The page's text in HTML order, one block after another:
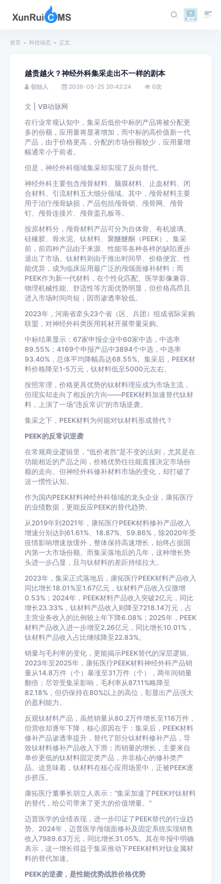
首页 科技动态 正文
越贵越火？神经外科集采走出不一样的剧本
创始人 2026-05-25 20:42:24 0次
文 | VB动脉网
在行业常规认知中，集采后低价中标的产品将被分配更
多的份额，应用量将显著增加，而中标的高价值新一代
产品，由于价格更高，分配的市场份额较少，应用量增
幅通常小于前者。
但是，神经外科领域集采却实现了反向替代。
神经外科主要包含颅骨材料、脑膜材料、止血材料、闭
合材料、引流材料五大细分领域。其中，颅骨材料主要
用于治疗颅骨缺损，产品包括颅骨锁、颅骨网、颅骨
钉、颅骨连接片、颅骨盖孔板等。
按原材料分，颅骨材料产品可分为自体骨、有机玻璃、
硅橡胶、骨水泥、钛材料、聚醚醚酮（PEEK）。集采
前，前四种产品由于来源、性能等各种各样的缺陷逐步
退出了市场。钛材料则由于推出时间早、价格便宜、性
能优异，成为临床应用最广泛的颅颌面修补材料；而
PEEK作为新一代材料，在个性化匹配、医学影像兼容、
物理机械性能、舒适性等方面优势明显，但价格高昂且
进入市场时间尚短，因而渗透率较低。
2023年，河南省牵头23个省（区、兵团）组成省际采购
联盟，对神经外科类医用耗材开展带量采购。
中标结果显示：67家申报企业中60家中选，中选率
89.55%；4169个申报产品中3894个中选，中选率
93.40%，总体平均降幅高达68.55%。集采后，PEEK材
料价格降至1-5万元，钛材料低至5000元左右。
按照常理，价格更具优势的钛材料理应成为市场主流，
但现实却走向了相反的方向——PEEK材料加速替代钛材
料，上演了一场“违反常识”的市场逆袭。
集采之下，PEEK材料为何能对钛材料形成替代？
PEEK的反常识逆袭
在常规商业逻辑里，“低价者胜”是不变的法则，尤其是在
功能相近的产品之间，价格优势往往能直接决定市场份
额的走向。但神经外科修补材料市场的变化，却打破了
这一惯性认知。
作为国内PEEK材料神经外科领域的龙头企业，康拓医疗
的业绩数据，更能反应PEEK的替代趋势。
从2019年到2021年，康拓医疗PEEK材料修补产品收入
增速分别达到61.61%、18.87%、59.86%，除2020年受
疫情影响增速放缓外，整体保持高速增长，始终占据国
内第一大市场份额。而集采落地后的几年，这种增长势
头进一步凸显，且与钛材料的差距持续拉大。
2023年，集采正式落地后，康拓医疗PEEK材料产品收入
同比增长18.01%至1.67亿元，钛材料产品收入仅微增
0.53%；2024年，PEEK材料产品收入突破2亿元，同比
增长23.33%，钛材料产品收入则降至7218.14万元，占
主营业务收入的比例较上年下降6.08%；2025年，PEEK
材料产品收入进一步增至2.26亿元，同比增长10.01%，
钛材料产品收入占比继续降至22.83%。
销量与毛利率的变化，更能揭示PEEK替代的深层逻辑。
2023年至2025年，康拓医疗PEEK材料神经外科产品销
量从14.8万件（个）暴涨至31万件（个），两年间销量
翻倍；尽管受集采影响，毛利率从87.11%略降至
82.18%，但仍保持在80%以上的高位，彰显出产品强大
的盈利能力。
反观钛材料产品，虽然销量从80.2万件增长至116万件，
但营收却逐年下降，核心原因在于：集采后，PEEK材料
修补产品渗透率提升，替代了部分钛材料修补产品，导
致钛材料修补产品收入下滑；而销量的增长，主要来自
单价更低的钛材料固定类产品，并非核心的修补类产
品。这意味着，钛材料在核心应用场景中，正被PEEK逐
步挤压。
康拓医疗董事长胡立人表示：“集采加速了PEEK对钛材料
的替代，给公司带来了更大的价值增量。”
迈普医学的业绩表现，进一步印证了PEEK替代的行业趋
势。2024年，迈普医学颅颌面修补及固定系统实现销售
收入7989.63万元，同比增长31.05%。其在年报中明确
表示，这一增长得益于集采推动下PEEK材料对钛金属材
料的替代加速。
PEEK的逆袭，是性能优势战胜价格优势